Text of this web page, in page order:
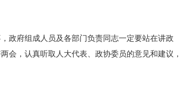
府组成人员及各部门负责同志一定要站在讲政
会，认真听取人大代表、政协委员的意见和建议，